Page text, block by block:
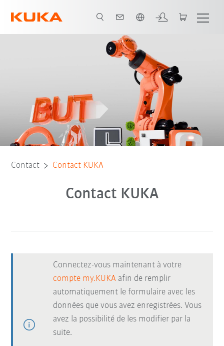
Contact Contact KUKA
Contact KUKA
Connectez-vous maintenant à votre
compte my.KUKA afin de remplir
automatiquement le formulaire avec les
données que vous avez enregistrées. Vous
avez la possibilité de les modifier par la
suite.